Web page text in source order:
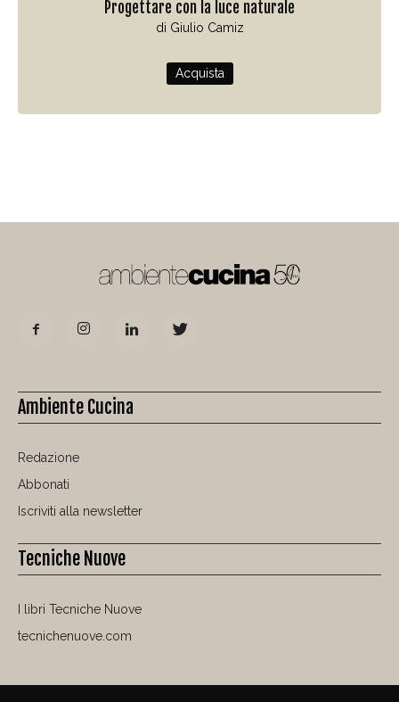
Progettare con la luce naturale
di Giulio Camiz
Acquista
Ambiente Cucina
Redazione
Abbonati
Iscriviti alla newsletter
Tecniche Nuove
I libri Tecniche Nuove
tecnichenuove.com